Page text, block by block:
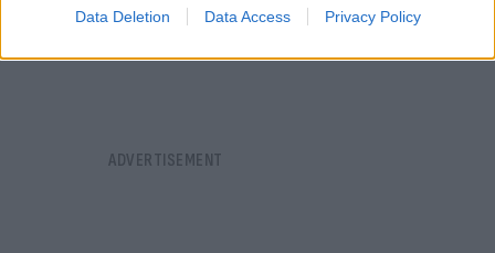
Data Deletion Data Access Privacy Policy